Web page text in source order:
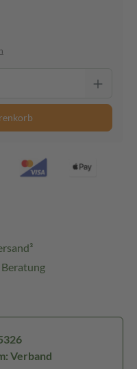
Verband